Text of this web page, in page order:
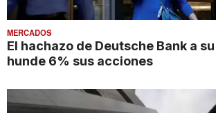
MERCADOS
El hachazo de Deutsche Bank a
hunde 6% sus acciones